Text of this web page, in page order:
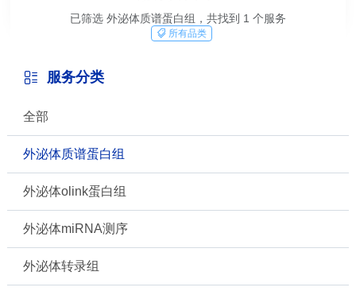
已筛选 外泌体质谱蛋白组，共找到 1 个服务
所有品类
服务分类
全部
外泌体质谱蛋白组
外泌体olink蛋白组
外泌体miRNA测序
外泌体转录组